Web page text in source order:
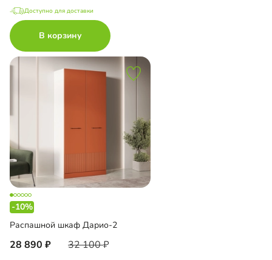
Доступно для доставки
В корзину
-10%
Распашной шкаф Дарио-2
28 890 32 100